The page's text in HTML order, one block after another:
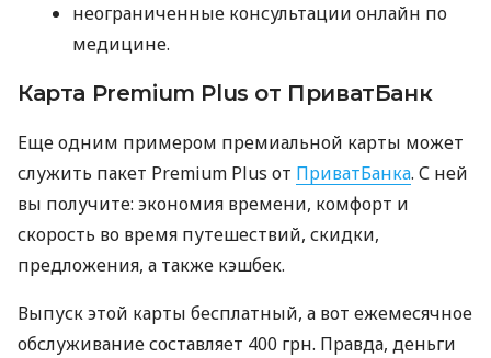
неограниченные консультации онлайн по
медицине.
Карта Premium Plus от ПриватБанк
Еще одним примером премиальной карты может
служить пакет Premium Plus от ПриватБанка. С ней
вы получите: экономия времени, комфорт и
скорость во время путешествий, скидки,
предложения, а также кэшбек.
Выпуск этой карты бесплатный, а вот ежемесячное
обслуживание составляет 400 грн. Правда, деньги